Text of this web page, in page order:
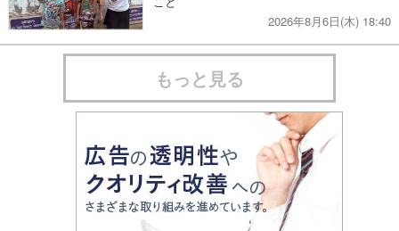
2026年8月6日(木) 18:40
もっと見る